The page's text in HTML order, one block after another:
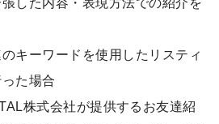
張した内容・表現方法での紹介を
キーワードを使用したリスティ
た場合
株式会社が提供するお友達紹